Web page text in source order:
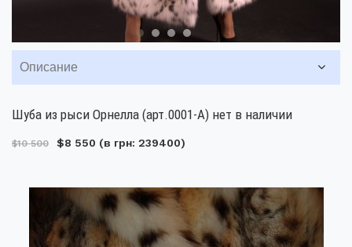
Описание
Шуба из рыси Орнелла (арт.0001-А) нет в наличии
$10 500 $8 550 (в грн: 239400)